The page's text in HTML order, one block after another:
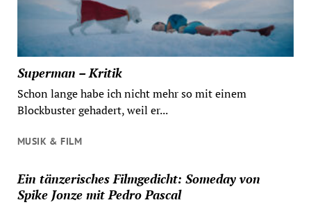
Superman – Kritik
Schon lange habe ich nicht mehr so mit einem
Blockbuster gehadert, weil er...
MUSIK & FILM
Ein tänzerisches Filmgedicht: Someday von
Spike Jonze mit Pedro Pascal